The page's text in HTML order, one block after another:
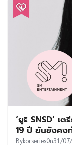
‘ยูริ SNSD’ เ
19 ปี ยันยังคง
BykorseriesOn31/